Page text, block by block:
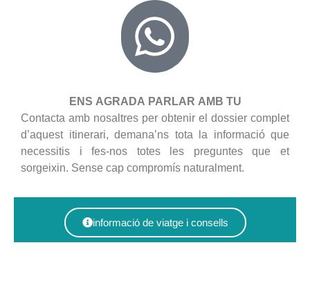
ENS AGRADA PARLAR AMB TU
Contacta amb nosaltres per obtenir el dossier complet
d’aquest itinerari, demana’ns tota la informació que
necessitis i fes-nos totes les preguntes que et
sorgeixin. Sense cap compromís naturalment.
informació de viatge i consells